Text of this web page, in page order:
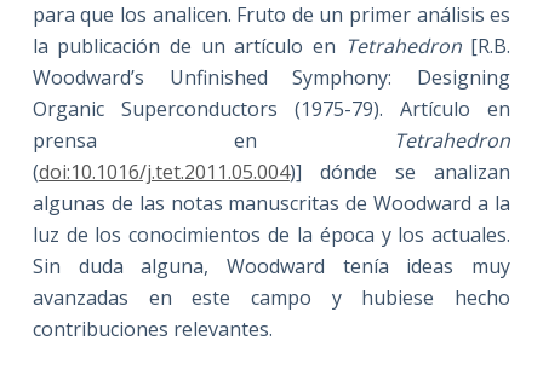
para que los analicen. Fruto de un primer análisis es
la publicación de un artículo en Tetrahedron[R.B.
Woodward’s Unfinished Symphony: Designing
Organic Superconductors (1975-79). Artículo en
prensa en Tetrahedron
(doi:10.1016/j.tet.2011.05.004)] dónde se analizan
algunas de las notas manuscritas de Woodward a la
luz de los conocimientos de la época y los actuales.
Sin duda alguna, Woodward tenía ideas muy
avanzadas en este campo y hubiese hecho
contribuciones relevantes.